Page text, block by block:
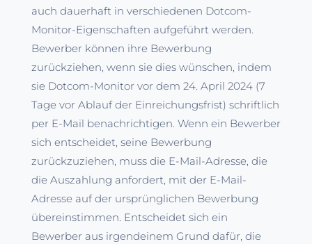
auch dauerhaft in verschiedenen Dotcom-
Monitor-Eigenschaften aufgeführt werden.
Bewerber können ihre Bewerbung
zurückziehen, wenn sie dies wünschen, indem
sie Dotcom-Monitor vor dem 24. April 2024 (7
Tage vor Ablauf der Einreichungsfrist) schriftlich
per E-Mail benachrichtigen. Wenn ein Bewerber
sich entscheidet, seine Bewerbung
zurückzuziehen, muss die E-Mail-Adresse, die
die Auszahlung anfordert, mit der E-Mail-
Adresse auf der ursprünglichen Bewerbung
übereinstimmen. Entscheidet sich ein
Bewerber aus irgendeinem Grund dafür, die